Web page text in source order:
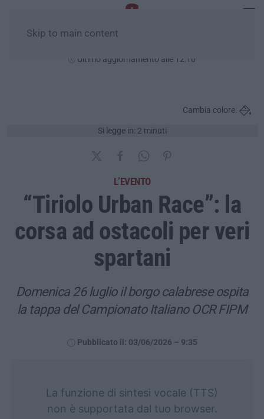
Skip to main content
Ultimo aggiornamento alle 12:10
Si legge in: 2 minuti
Cambia colore:
L’EVENTO
“Tiriolo Urban Race”: la
corsa ad ostacoli per veri
spartani
Domenica 26 luglio il borgo calabrese ospita
la tappa del Campionato Italiano OCR FIPM
Pubblicato il: 03/06/2026 – 9:35
La funzione di sintesi vocale (TTS)
non è supportata dal tuo browser.